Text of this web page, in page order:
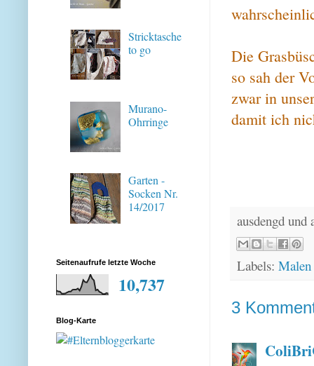
Die
so sah der
zwar in
damit ich
ausdengd
Labels: Malen
3
Stricktasche
to go
Murano-
Ohrringe
Garten -
Socken Nr.
14/2017
Seitenaufrufe letzte Woche
10,737
Blog-Karte